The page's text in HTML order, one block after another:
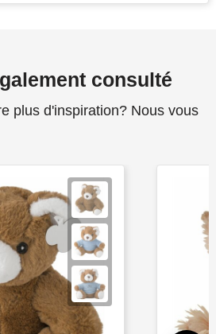
consulté
plus d'inspiration? Nous vous